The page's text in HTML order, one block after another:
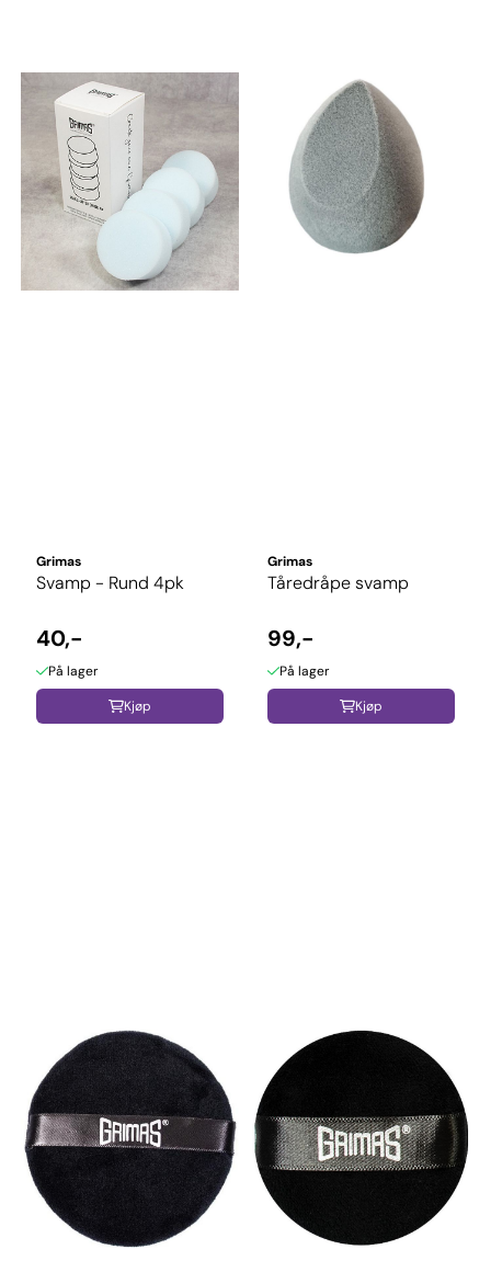
Grimas
Svamp - Rund 4pk
40,-
På lager
Kjøp
Grimas
Tåredråpe svamp
99,-
På lager
Kjøp